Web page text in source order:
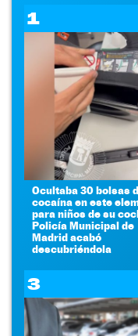
1
Ocultaba 30 bolsas
cocaína en este
para niños de su
Policía Municipal de
Madrid acabó
descubriéndola
3